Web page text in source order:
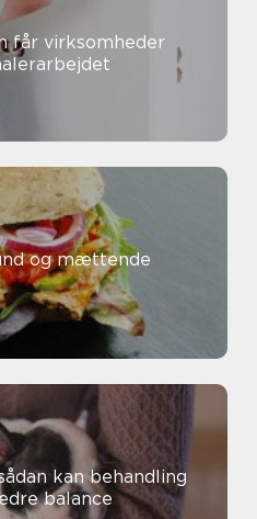
og mættende
kan behandling
balance